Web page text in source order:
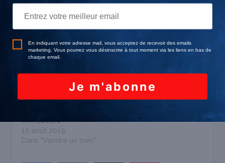
absolument avant une
vente d’appartement
2 mai 2019
Dans "Vendre un bien"
23 mai 2019
Dans "Vendre un bien"
3 choses à savoir au
immobilière
15 août 2019
Dans "Vendre un bien"